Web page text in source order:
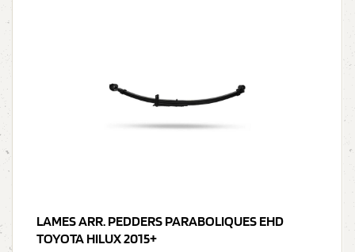
LAMES ARR. PEDDERS PARABOLIQUES EHD
TOYOTA HILUX 2015+